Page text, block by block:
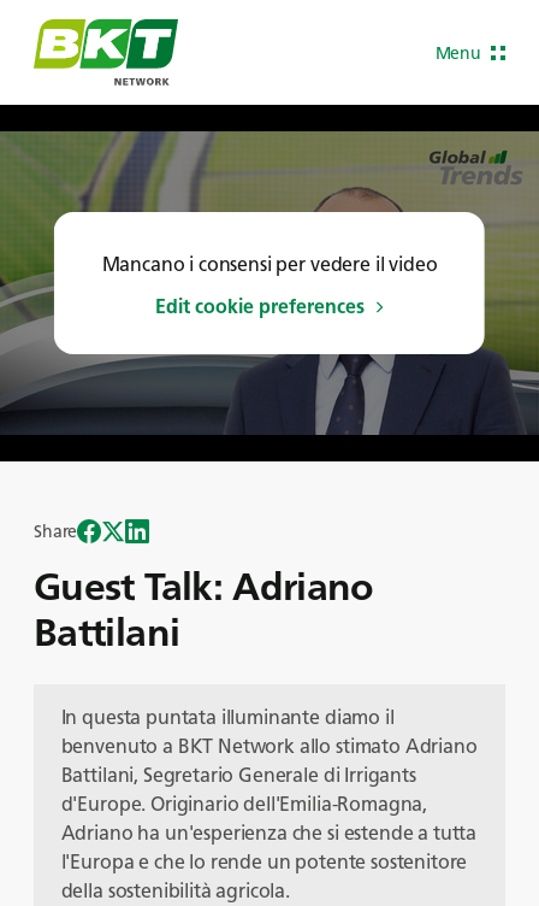
Menu
Mancano i consensi per vedere il video
Edit cookie preferences
Guest Talk: Adriano
Battilani
Share
In questa puntata illuminante diamo il
benvenuto a BKT Network allo stimato Adriano
Battilani, Segretario Generale di Irrigants
d'Europe. Originario dell'Emilia-Romagna,
Adriano ha un'esperienza che si estende a tutta
l'Europa e che lo rende un potente sostenitore
della sostenibilità agricola.